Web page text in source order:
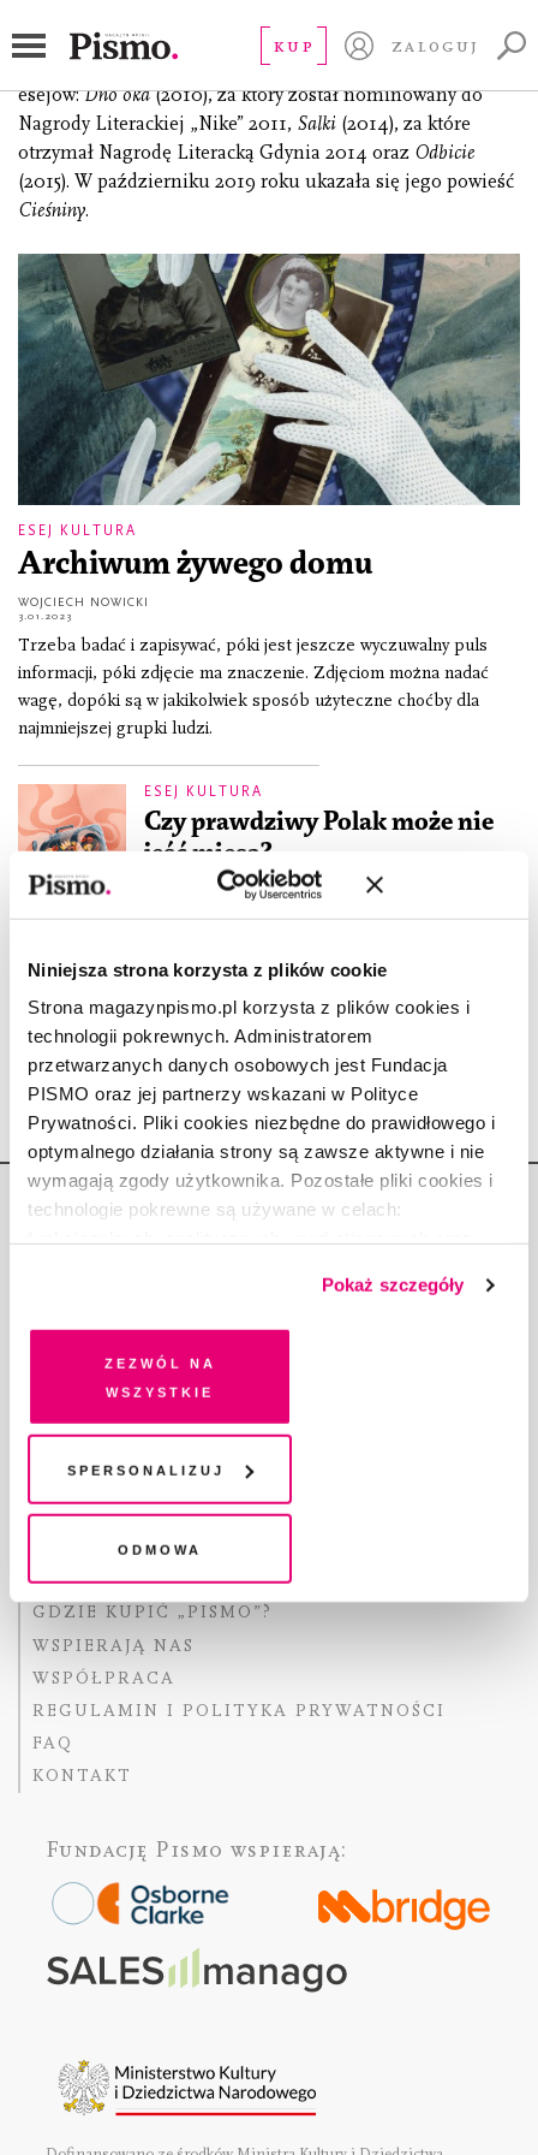
Niniejsza strona korzysta z plików cookie
Strona magazynpismo.pl korzysta z plików cookies i
technologii pokrewnych. Administratorem
przetwarzanych danych osobowych jest Fundacja
PISMO oraz jej partnerzy wskazani w Polityce
Prywatności. Pliki cookies niezbędne do prawidłowego i
optymalnego działania strony są zawsze aktywne i nie
wymagają zgody użytkownika. Pozostałe pliki cookies i
technologie pokrewne są używane w celach:
dobrowolną zgodę na pliki cookies i technologie
pokrewne, zgadzasz się na przechowywanie informacji
na Twoim urządzeniu końcowym lub dostęp do niego i
przetwarzanie danych. Zgodę na wszystkie lub niektóre
chwili wycofać lub ponowić w zakładce "Ustawienia
plików cookie". Wycofanie zgody nie wpływa na
legalność przetwarzania danych przed jej wycofaniem
Pokaż szczegóły
Zezwól na
wszystkie
Spersonalizuj
Odmowa
KUP ZALOGUJ
Nowicki Wojciech
(ur. 1968), pisarz, eseista i kurator, autor trzech zbiorów
esejów:Dno oka(2010), za który został nominowany do
Nagrody Literackiej „Nike” 2011, Salki (2014), za które
otrzymał Nagrodę Literacką Gdynia 2014 oraz Odbicie
(2015). W październiku 2019 roku ukazała się jego powieść
Cieśniny.
ESEJ KULTURA
Archiwum żywego domu
WOJCIECH NOWICKI
3.01.2023
Trzeba badać i zapisywać, póki jest jeszcze wyczuwalny puls
informacji, póki zdjęcie ma znaczenie. Zdjęciom można nadać
wagę, dopóki są w jakikolwiek sposób użyteczne choćby dla
najmniejszej grupki ludzi.
ESEJ KULTURA
Czy prawdziwy Polak może nie
jeść mięsa?
WOJCIECH NOWICKI
Zanim przyszły selfie, selfiki,
selfiaczki
WOJCIECH NOWICKI
4.12.2018
ABOUT PISMO
FACT-CHECKING W „PIŚMIE”
DLA OSÓB PISZĄCYCH
DLA REKLAMODAWCÓW
GDZIE KUPIĆ „PISMO”?
WSPIERAJĄ NAS
WSPÓŁPRACA
REGULAMIN I POLITYKA PRYWATNOŚCI
FAQ
KONTAKT
Fundację Pismo wspierają: